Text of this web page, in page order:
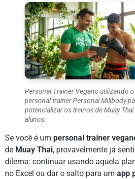
Personal Trainer Vegano utilizando o
personal trainer Personal Millbody
potencializar os treinos de Muay
alunos.
Se você é um personal trainer
de Muay Thai, provavelmente já
dilema: continuar usando aquela
no Excel ou dar o salto para um app